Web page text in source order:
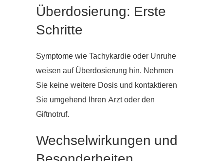
Überdosierung: Erste
Schritte
Symptome wie Tachykardie oder Unruhe
weisen auf Überdosierung hin. Nehmen
Sie keine weitere Dosis und kontaktieren
Sie umgehend Ihren Arzt oder den
Giftnotruf.
Wechselwirkungen und